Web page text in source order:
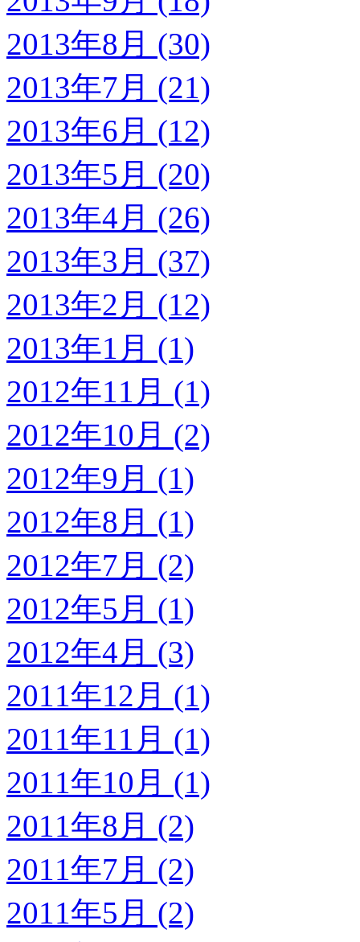
2013年8月 (30)
2013年7月 (21)
2013年6月 (12)
2013年5月 (20)
2013年4月 (26)
2013年3月 (37)
2013年2月 (12)
2013年1月 (1)
2012年11月 (1)
2012年10月 (2)
2012年9月 (1)
2012年8月 (1)
2012年7月 (2)
2012年5月 (1)
2012年4月 (3)
2011年12月 (1)
2011年11月 (1)
2011年10月 (1)
2011年8月 (2)
2011年7月 (2)
2011年5月 (2)